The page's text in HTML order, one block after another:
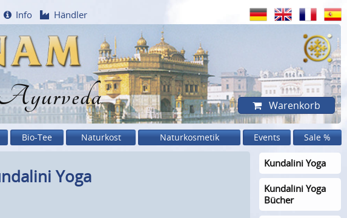
Info Händler
Warenkorb
Bio-Tee Naturkost Naturkosmetik Events Sale %
Yoga
Kundalini Yoga
Kundalini Yoga
Bücher